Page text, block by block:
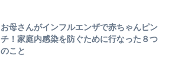
お母さんがインフルエンザで赤ちゃんピン
チ！家庭内感染を防ぐために行なった８つ
のこと